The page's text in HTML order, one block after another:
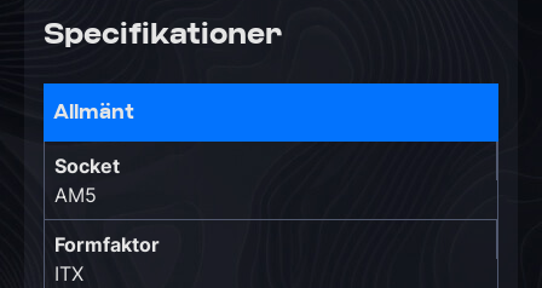
Specifikationer
Allmänt
Socket
AM5
Formfaktor
ITX